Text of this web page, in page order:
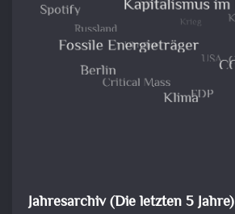
Jahresarchiv (Die letzten 5 Jahre)